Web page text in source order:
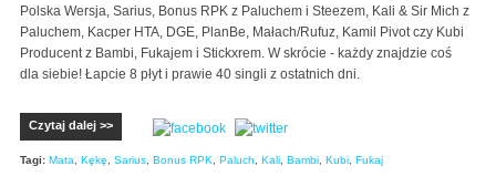
Polska Wersja, Sarius, Bonus RPK z Paluchem i Steezem, Kali & Sir Mich z
Paluchem, Kacper HTA, DGE, PlanBe, Małach/Rufuz, Kamil Pivot czy Kubi
Producent z Bambi, Fukajem i Stickxrem. W skrócie - każdy znajdzie coś
dla siebie! Łapcie 8 płyt i prawie 40 singli z ostatnich dni.
Czytaj dalej >>
Tagi: Mata, Kękę, Sarius, Bonus RPK, Paluch, Kali, Bambi, Kubi, Fukaj